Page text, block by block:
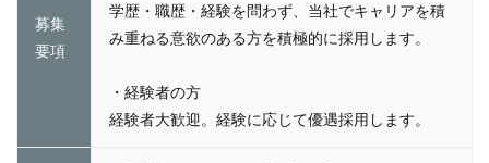
募集
要項
学歴・職歴・経験を問わず、当社でキャリアを積
み重ねる意欲のある方を積極的に採用します。
・経験者の方
経験者大歓迎。経験に応じて優遇採用します。